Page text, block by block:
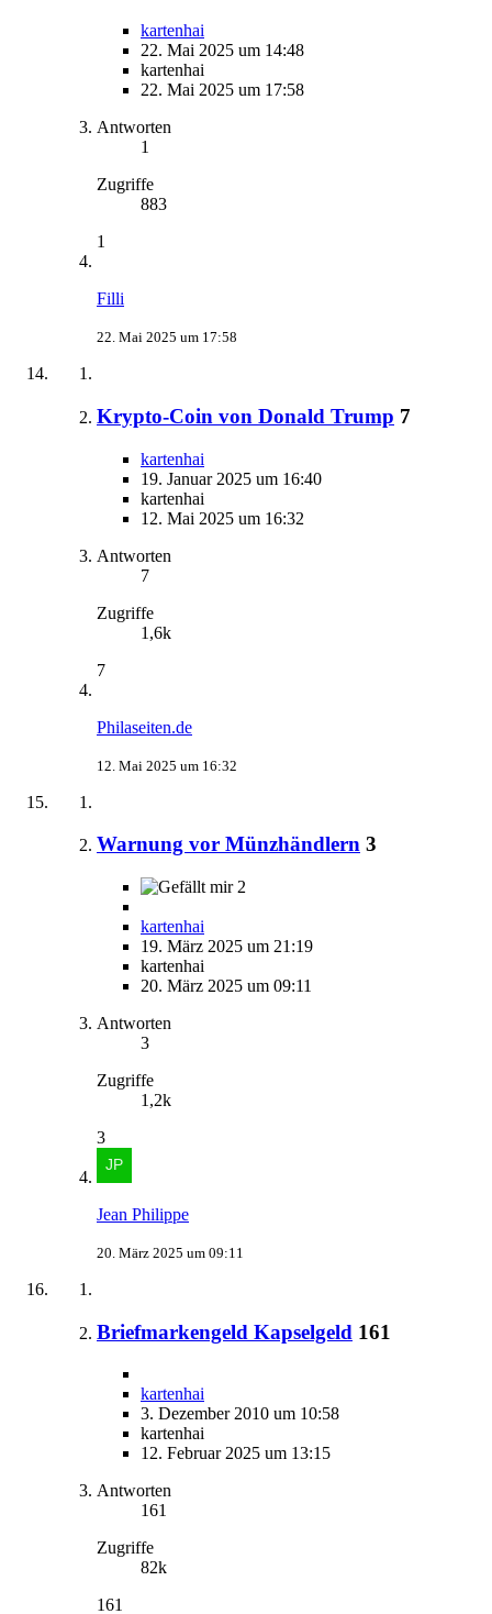
kartenhai
22. Mai 2025 um 14:48
kartenhai
22. Mai 2025 um 17:58
Antworten
1
Zugriffe
883
1
Filli
22. Mai 2025 um 17:58
Krypto-Coin von Donald Trump 7
kartenhai
19. Januar 2025 um 16:40
kartenhai
12. Mai 2025 um 16:32
Antworten
7
Zugriffe
1,6k
7
Philaseiten.de
12. Mai 2025 um 16:32
Warnung vor Münzhändlern 3
2
kartenhai
19. März 2025 um 21:19
kartenhai
20. März 2025 um 09:11
Antworten
3
Zugriffe
1,2k
3
Jean Philippe
20. März 2025 um 09:11
Briefmarkengeld Kapselgeld 161
kartenhai
3. Dezember 2010 um 10:58
kartenhai
12. Februar 2025 um 13:15
Antworten
161
Zugriffe
82k
161